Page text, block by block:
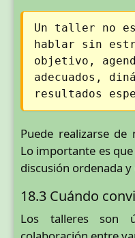
Un taller no
hablar sin
objetivo,
adecuados,
resultados
Puede realizarse
Lo importante es
discusión ordenada
18.3 Cuándo
Los talleres son